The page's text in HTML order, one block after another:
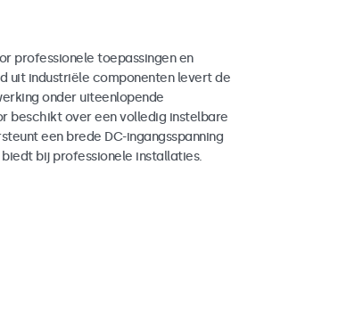
professionele toepassingen en
uit industriële componenten levert de
onder uiteenlopende
beschikt over een volledig instelbare
een brede DC-ingangsspanning
bij professionele installaties.